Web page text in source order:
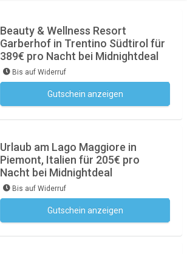
Beauty & Wellness Resort
Garberhof in Trentino Südtirol für
389€ pro Nacht bei Midnightdeal
Bis auf Widerruf
Gutschein anzeigen
Urlaub am Lago Maggiore in
Piemont, Italien für 205€ pro
Nacht bei Midnightdeal
Bis auf Widerruf
Gutschein anzeigen